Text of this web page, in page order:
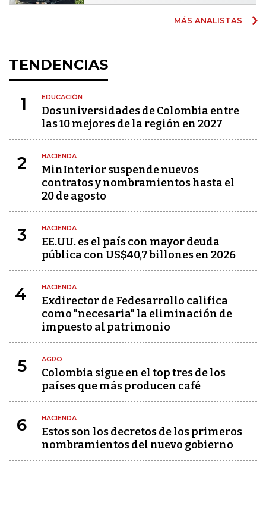
MÁS ANALISTAS
TENDENCIAS
1 EDUCACIÓN
Dos universidades de Colombia entre
las 10 mejores de la región en 2027
2 HACIENDA
MinInterior suspende nuevos
contratos y nombramientos hasta el
20 de agosto
3 HACIENDA
EE.UU. es el país con mayor deuda
pública con US$40,7 billones en 2026
4 HACIENDA
Exdirector de Fedesarrollo califica
como "necesaria" la eliminación de
impuesto al patrimonio
5 AGRO
Colombia sigue en el top tres de los
países que más producen café
6 HACIENDA
Estos son los decretos de los primeros
nombramientos del nuevo gobierno